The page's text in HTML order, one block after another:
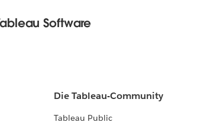
Software
Die Tableau-Community
Tableau Public